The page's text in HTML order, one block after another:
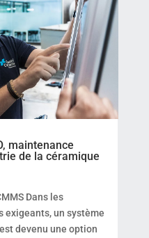
maintenance
de la céramique
Dans les
un système
devenu une option